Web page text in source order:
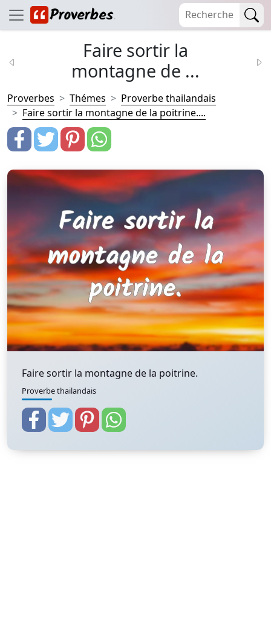
Faire sortir la
montagne de ...
Proverbes Thémes
Proverbe thailandais
Faire sortir la montagne de la poitrine....
Faire sortir la montagne de la poitrine.
Proverbe thailandais